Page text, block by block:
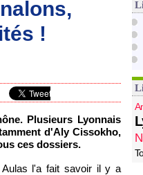
!
Plusieurs Lyonnais
d'Aly Cissokho,
ces dossiers.
Aulas l'a fait savoir il y a